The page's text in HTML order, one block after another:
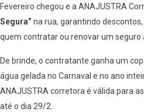
Fevereiro chegou e a ANAJUSTRA
Segura” na rua, garantindo
quem contratar ou renovar um seguro
De brinde, o contratante ganha um
água gelada no Carnaval e no ano
ANAJUSTRA corretora é válida para
até o dia 29/2.